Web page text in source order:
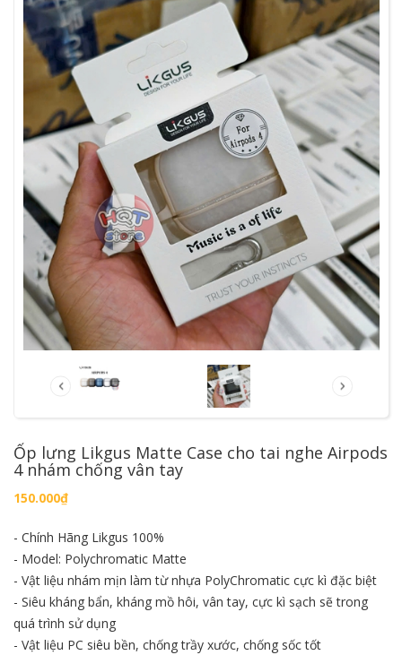
Ốp lưng Likgus Matte Case cho tai nghe Airpods
4 nhám chống vân tay
150.000₫
- Chính Hãng Likgus 100%
- Model: Polychromatic Matte
- Vật liệu nhám mịn làm từ nhựa PolyChromatic cực kì đặc biệt
- Siêu kháng bẩn, kháng mồ hôi, vân tay, cực kì sạch sẽ trong
quá trình sử dụng
- Vật liệu PC siêu bền, chống trầy xước, chống sốc tốt